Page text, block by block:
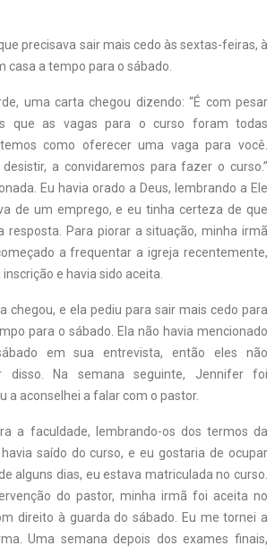
precisava sair mais cedo às sextas-feiras, à
casa a tempo para o sábado.
uma carta chegou dizendo: “É com pesar
que as vagas para o curso foram todas
como oferecer uma vaga para você.
a convidaremos para fazer o curso.”
Eu havia orado a Deus, lembrando a Ele
de um emprego, e eu tinha certeza de que
resposta. Para piorar a situação, minha irmã
a frequentar a igreja recentemente,
e havia sido aceita.
chegou, e ela pediu para sair mais cedo para
para o sábado. Ela não havia mencionado
em sua entrevista, então eles não
disso. Na semana seguinte, Jennifer foi
a aconselhei a falar com o pastor.
a faculdade, lembrando-os dos termos da
saído do curso, e eu gostaria de ocupar
alguns dias, eu estava matriculada no curso.
do pastor, minha irmã foi aceita no
direito à guarda do sábado. Eu me tornei a
Uma semana depois dos exames finais,